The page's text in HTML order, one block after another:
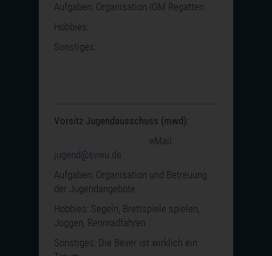
Aufgaben: Organisation IOM Regatten
Hobbies:
Sonstiges:
Vorsitz Jugendausschuss (mwd):
eMail:
jugend@svwu.de
Aufgaben: Organisation und Betreuung
der Jugendangebote
Hobbies: Segeln, Brettspiele spielen,
Joggen, Rennradfahren
Sonstiges: Die Bever ist wirklich ein